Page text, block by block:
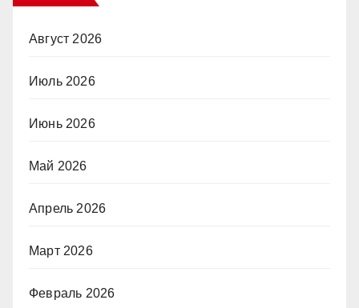
Август 2026
Июль 2026
Июнь 2026
Май 2026
Апрель 2026
Март 2026
Февраль 2026